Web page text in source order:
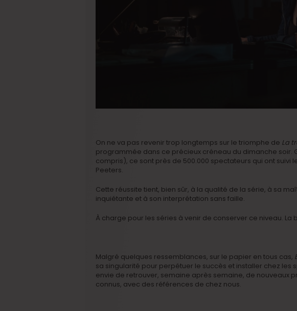
On ne va pas revenir trop longtemps sur le triomphe de La
programmée dans ce précieux créneau du dimanche soir.
compris), ce sont près de 500.000 spectateurs qui ont suivi
Peeters.
Cette réussite tient, bien sûr, à la qualité de la série, à sa
inquiétante et à son interprétation sans faille.
À charge pour les séries à venir de conserver ce niveau.
Malgré quelques ressemblances, sur le papier en tous cas,
sa singularité pour perpétuer le succès et installer chez les
envie de retrouver, semaine après semaine, de nouveaux
connus, avec des références de chez nous.